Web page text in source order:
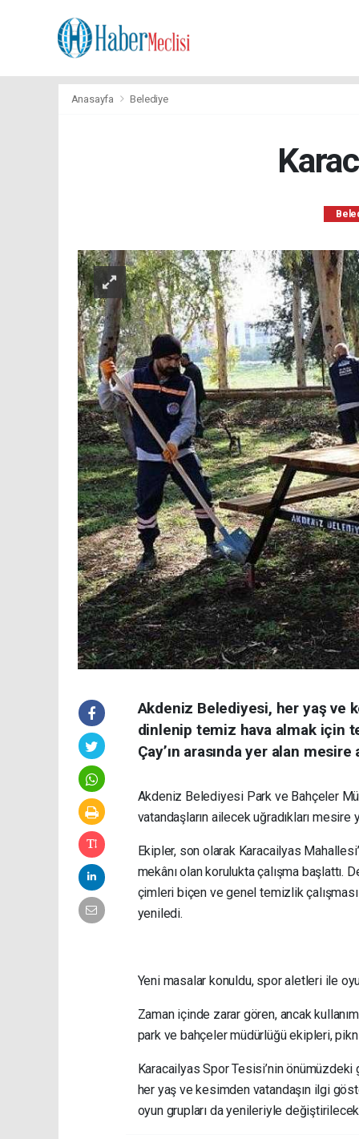
Anasayfa Belediye
Akdeniz Belediyesi, her yaş ve
dinlenip temiz hava almak için
Çay’ın arasında yer alan
Akdeniz Belediyesi Park ve Bahçeler
vatandaşların ailecek uğradıkları mesire
Ekipler, son olarak Karacailyas
mekânı olan korulukta çalışma başlattı.
çimleri biçen ve genel temizlik
yeniledi.
Yeni masalar konuldu, spor aletleri ile
Zaman içinde zarar gören, ancak
park ve bahçeler müdürlüğü ekipleri,
Karacailyas Spor Tesisi’nin
her yaş ve kesimden vatandaşın ilgi
oyun grupları da yenileriyle